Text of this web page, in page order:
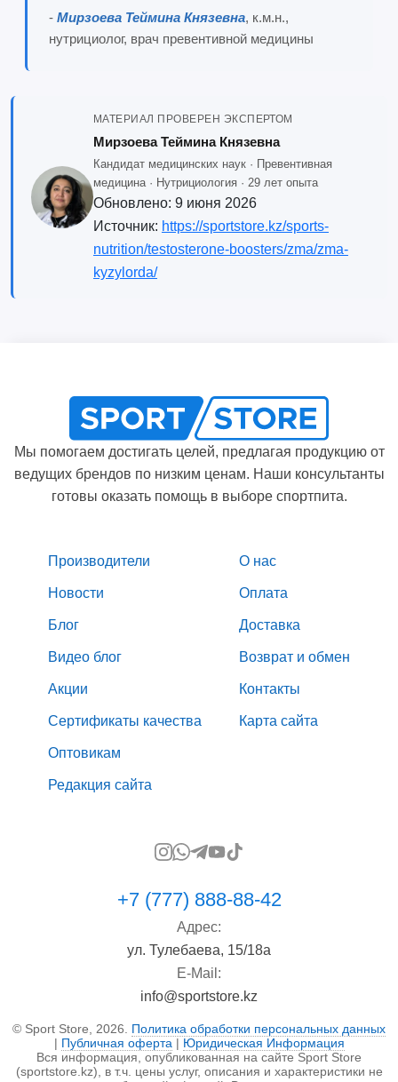
- Мирзоева Теймина Князевна, к.м.н.,
нутрициолог, врач превентивной медицины
МАТЕРИАЛ ПРОВЕРЕН ЭКСПЕРТОМ
Мирзоева Теймина Князевна
Кандидат медицинских наук · Превентивная
медицина · Нутрициология · 29 лет опыта
Обновлено: 9 июня 2026
Источник: https://sportstore.kz/sports-
nutrition/testosterone-boosters/zma/zma-
kyzylorda/
Мы помогаем достигать целей, предлагая продукцию от
ведущих брендов по низким ценам. Наши консультанты
готовы оказать помощь в выборе спортпита.
Производители
Новости
Блог
Видео блог
Акции
Сертификаты качества
Оптовикам
Редакция сайта
О нас
Оплата
Доставка
Возврат и обмен
Контакты
Карта сайта
+7 (777) 888-88-42
Адрес:
ул. Тулебаева, 15/18а
E-Mail:
info@sportstore.kz
© Sport Store, 2026. Политика обработки персональных данных
| Публичная оферта | Юридическая Информация
Вся информация, опубликованная на сайте Sport Store
(sportstore.kz), в т.ч. цены услуг, описания и характеристики не